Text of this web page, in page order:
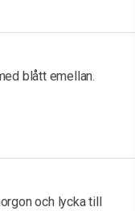
blått emellan.
och lycka till